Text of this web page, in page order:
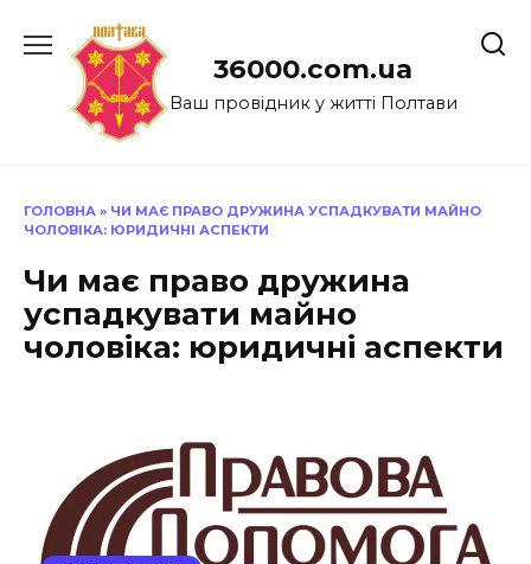
до
36000.com.ua
Ваш провідник у житті Полтави
ГОЛОВНА » ЧИ МАЄ ПРАВО ДРУЖИНА УСПАДКУВАТИ МАЙНО
ЧОЛОВІКА: ЮРИДИЧНІ АСПЕКТИ
Чи має право дружина
успадкувати майно
чоловіка: юридичні аспекти